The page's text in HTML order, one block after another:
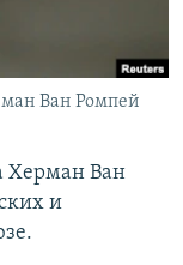
Ван Ромпей
Херман Ван
и